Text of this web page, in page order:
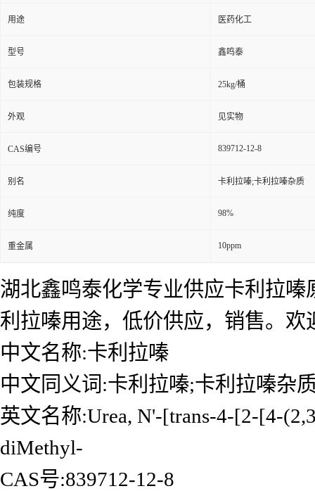
用途 医药化工
型号 鑫鸣泰
包装规格 25kg/桶
外观 见实物
CAS编号 839712-12-8
别名 卡利拉嗪;卡利拉嗪杂质
纯度 98%
重金属 10ppm
湖北鑫鸣泰化学专业供应卡利拉
利拉嗪用途，低价供应，销售。
中文名称:卡利拉嗪
中文同义词:卡利拉嗪;卡利拉嗪杂
英文名称:Urea, N'-[trans-4-[2-[4-
diMethyl-
CAS号:839712-12-8